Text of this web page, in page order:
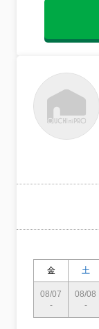
金 土
08/07
-
08/08
-